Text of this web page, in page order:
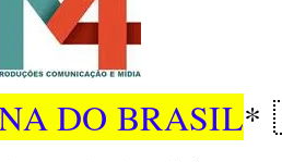
DO BRASIL*